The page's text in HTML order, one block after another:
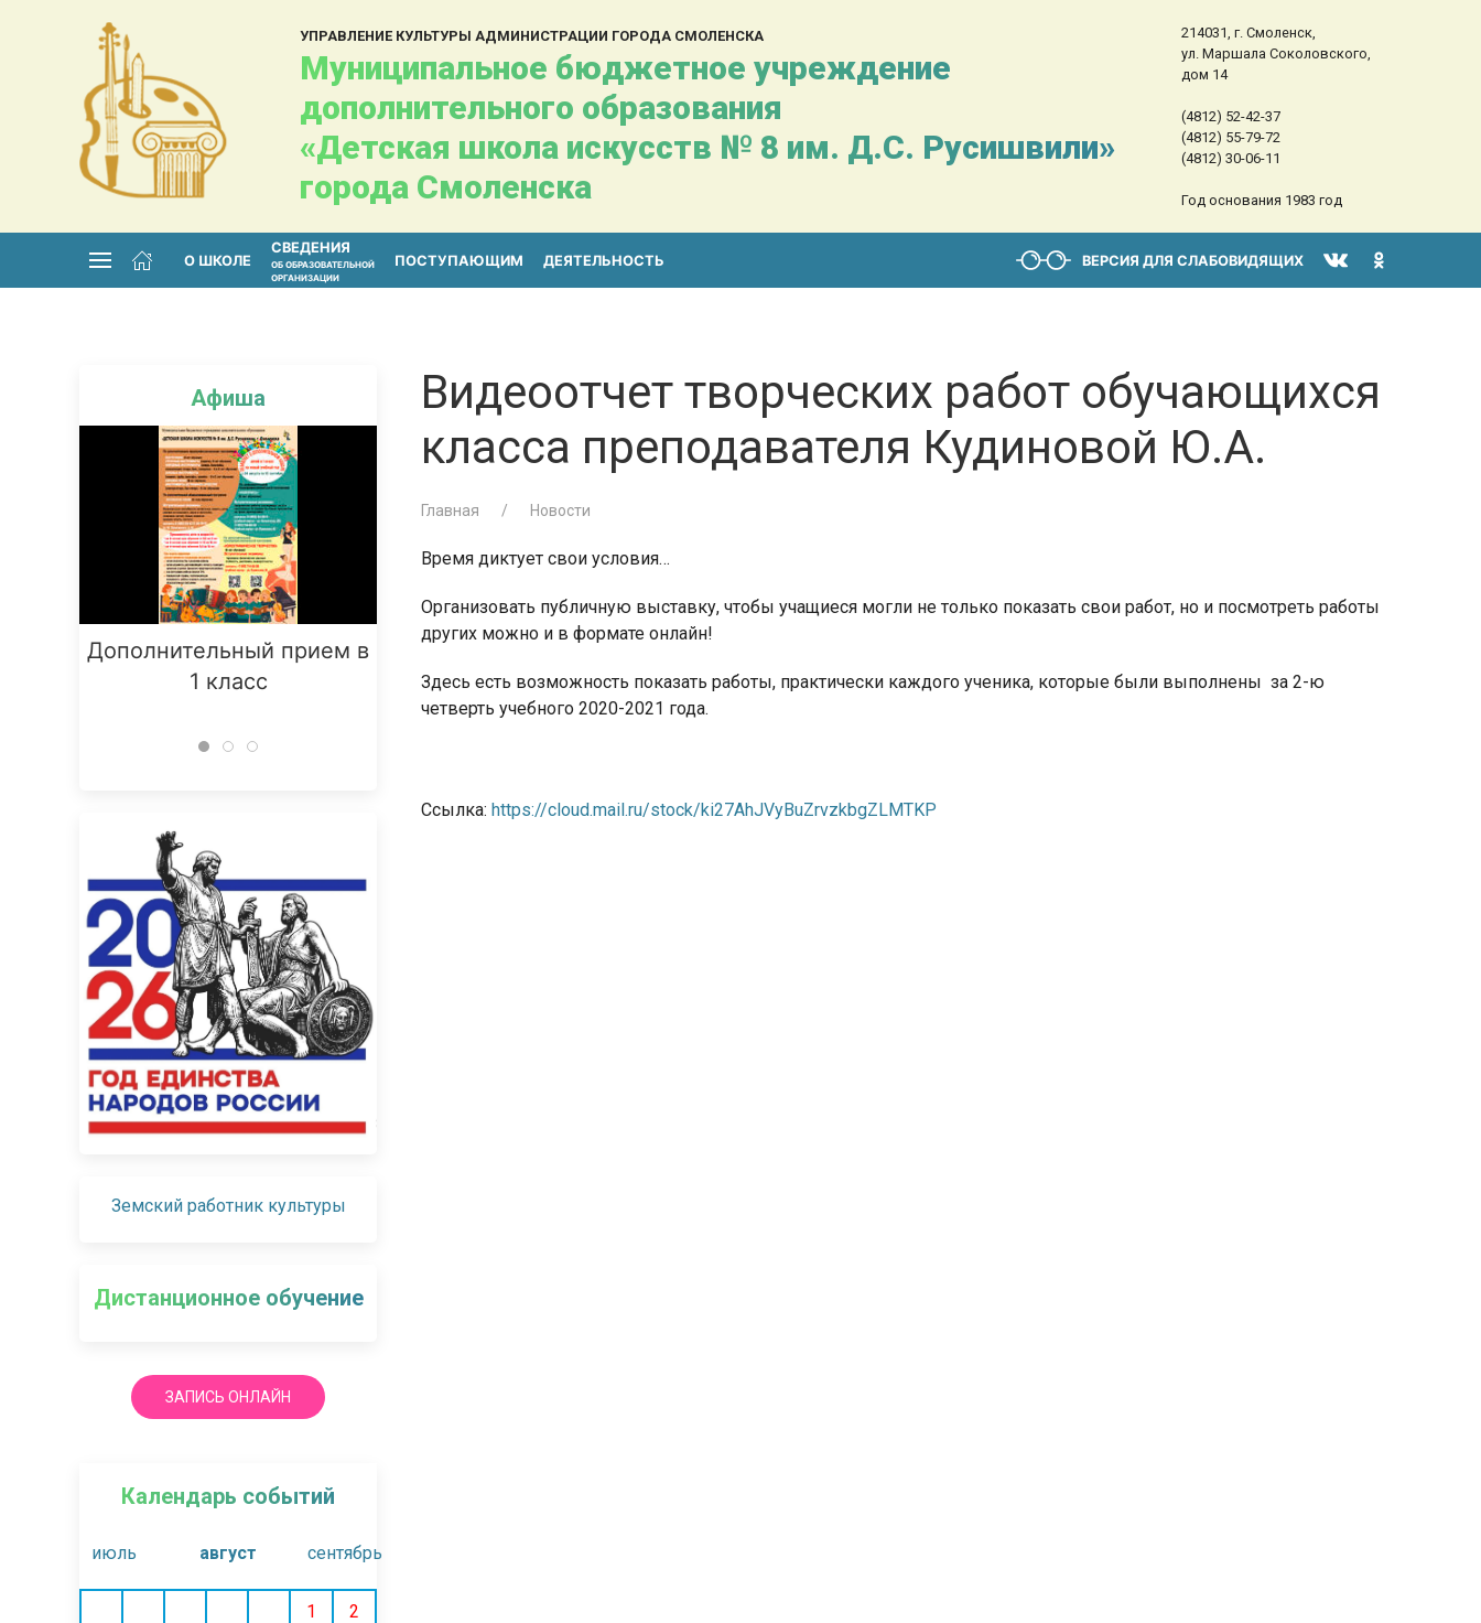
УПРАВЛЕНИЕ КУЛЬТУРЫ АДМИНИСТРАЦИИ ГОРОДА СМОЛЕНСКА
Муниципальное бюджетное учреждение
дополнительного образования
«Детская школа искусств № 8 им. Д.С. Русишвили»
города Смоленска
214031, г. Смоленск,
ул. Маршала Соколовского,
дом 14
(4812) 52-42-37
(4812) 55-79-72
(4812) 30-06-11
Год основания 1983 год
О ШКОЛЕ
СВЕДЕНИЯ
ОБ ОБРАЗОВАТЕЛЬНОЙ
ОРГАНИЗАЦИИ
ПОСТУПАЮЩИМ ДЕЯТЕЛЬНОСТЬ ВЕРСИЯ ДЛЯ СЛАБОВИДЯЩИХ
Афиша
Дополнительный прием в
1 класс
Занятия для детей 4-6 лет
творческая мастерская
Земский работник культуры
Дистанционное обучение
ЗАПИСЬ ОНЛАЙН
Календарь событий
июль август сентябрь
1 2
Видеоотчет творческих работ обучающихся
класса преподавателя Кудиновой Ю.А.
Главная Новости
Время диктует свои условия…
Организовать публичную выставку, чтобы учащиеся могли не только показать свои работ, но и посмотреть работы
других можно и в формате онлайн!
Здесь есть возможность показать работы, практически каждого ученика, которые были выполнены за 2-ю
четверть учебного 2020-2021 года.
Ссылка: https://cloud.mail.ru/stock/ki27AhJVyBuZrvzkbgZLMTKP